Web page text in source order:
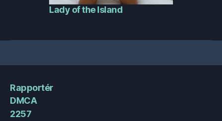
Lady of the Island
Rapportér
DMCA
2257